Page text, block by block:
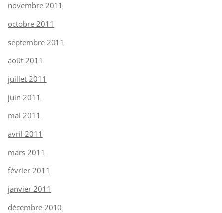
novembre 2011
octobre 2011
septembre 2011
août 2011
juillet 2011
juin 2011
mai 2011
avril 2011
mars 2011
février 2011
janvier 2011
décembre 2010